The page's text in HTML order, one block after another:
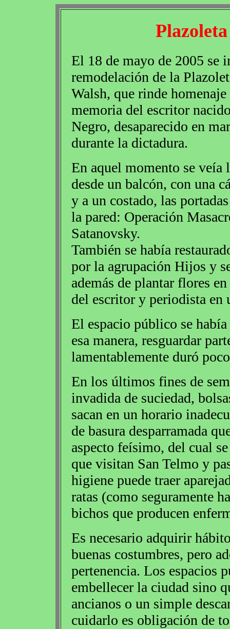
El 18 de mayo de 2005 se
remodelación de la
Walsh, que rinde homenaje
memoria del escritor
Negro, desaparecido en
durante la dictadura.
En aquel momento se veía
desde un balcón, con una
y a un costado, las
la pared: Operación
Satanovsky.
También se había
por la agrupación Hijos y
además de plantar flores
del escritor y periodista en
El espacio público se
esa manera, resguardar
lamentablemente duró
En los últimos fines de
invadida de suciedad,
sacan en un horario
de basura desparramada
aspecto feísimo, del cual
que visitan San Telmo y
higiene puede traer
ratas (como seguramente
bichos que producen
Es necesario adquirir
buenas costumbres, pero
pertenencia. Los espacios
embellecer la ciudad sino
ancianos o un simple
cuidarlo es obligación de